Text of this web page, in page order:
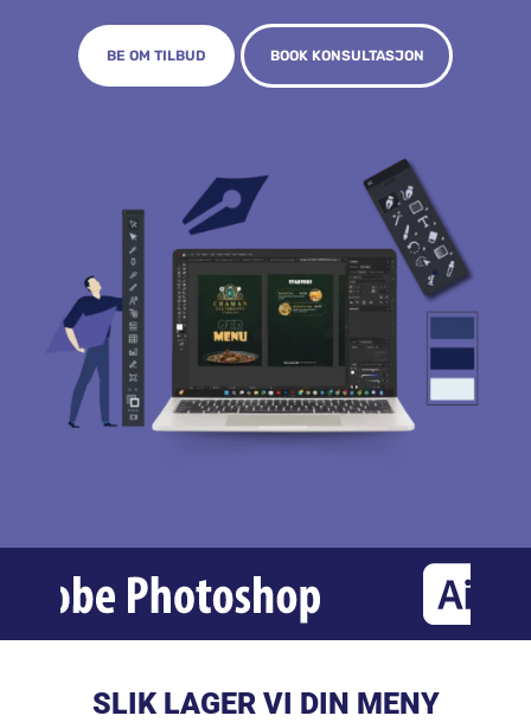
BE OM TILBUD BOOK KONSULTASJON
SLIK LAGER VI DIN MENY